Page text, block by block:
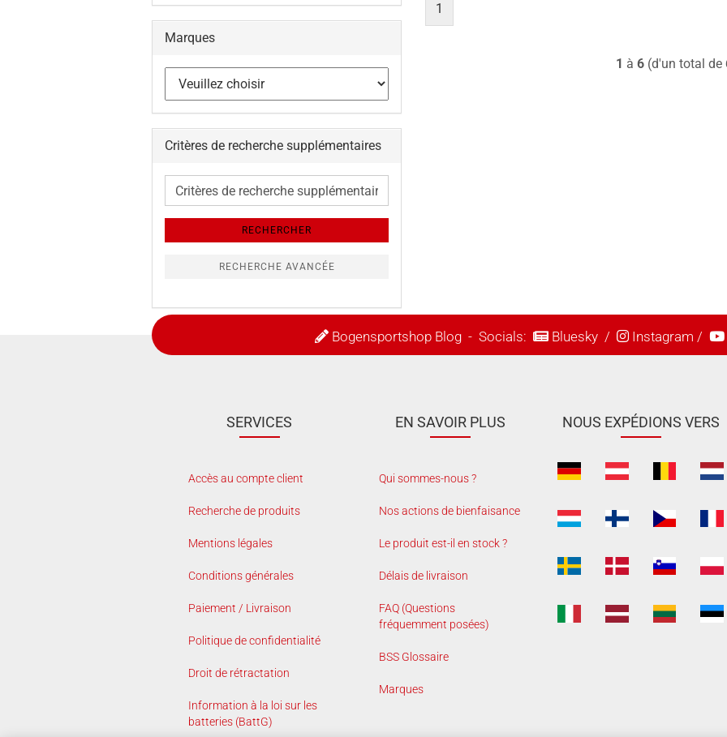
1
1 à 6(d'un total de
Marques
Critères de recherche supplémentaires
Critères
recherche
supplémentairesRECHERCHER
RECHERCHE AVANCÉE
Bogensportshop Blog- Socials: Bluesky/ Instagram /
SERVICES
Accès au compte client
Recherche de produits
Mentions légales
Conditions générales
Paiement / Livraison
Politique de confidentialité
Droit de rétractation
Information à la loi sur les
batteries (BattG)
EN SAVOIR PLUS
Qui sommes-nous ?
Nos actions de bienfaisance
Le produit est-il en stock ?
Délais de livraison
FAQ (Questions
fréquemment posées)
BSS Glossaire
Marques
NOUS EXPÉDIONS VERS